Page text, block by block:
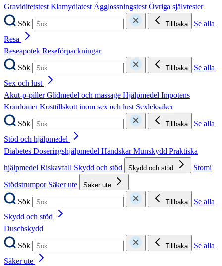
GraviditetstestKlamydiatestÄgglossningstestÖvriga självtester
Sök
Tillbaka
Se alla
Resa
Reseapotek Reseförpackningar
Sök
Tillbaka
Se alla
Sex och lust
Akut-p-pillerGlidmedel och massage Hjälpmedel Impotens
KondomerKosttillskott inom sex och lust Sexleksaker
Sök
Tillbaka
Se alla
Stöd och hjälpmedel
Diabetes Doseringshjälpmedel HandskarMunskydd Praktiska
hjälpmedel Riskavfall Skydd och stöd Skydd och stöd
Stomi
Stödstrumpor Säker ute Säker ute
Sök Tillbaka
Se alla
Skydd och stöd
Duschskydd
Sök
Tillbaka
Se alla
Säker ute